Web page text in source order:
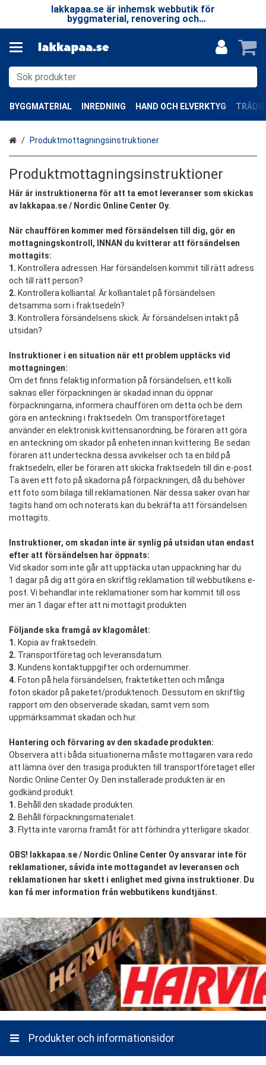
lakkapaa.se är inhemsk webbutik för
byggmaterial, renovering och
specialprodukter.
BYGGMATERIAL INREDNING HAND OCH ELVERKTYG
HemProduktmottagningsinstruktioner
Produktmottagningsinstruktioner
Här är instruktionerna för att ta emot leveranser som skickas
av lakkapaa.se / Nordic Online Center Oy.
När chauffören kommer med försändelsen till dig, gör en
mottagningskontroll, INNAN du kvitterar att försändelsen
mottagits:
1. Kontrollera adressen. Har försändelsen kommit till rätt adress
och till rätt person?
2. Kontrollera kolliantal. Är kolliantalet på försändelsen
detsamma som i fraktsedeln?
3. Kontrollera försändelsens skick. Är försändelsen intakt på
utsidan?
Instruktioner i en situation när ett problem upptäcks vid
mottagningen:
Om det finns felaktig information på försändelsen, ett kolli
saknas eller förpackningen är skadad innan du öppnar
förpackningarna, informera chauffören om detta och be dem
göra en anteckning i fraktsedeln. Om transportföretaget
använder en elektronisk kvittensanordning, be föraren att göra
en anteckning om skador på enheten innan kvittering. Be sedan
föraren att underteckna dessa avvikelser och ta en bild på
fraktsedeln, eller be föraren att skicka fraktsedeln till din e-post.
Ta även ett foto på skadorna på förpackningen, då du behöver
ett foto som bilaga till reklamationen. När dessa saker ovan har
tagits hand om och noterats kan du bekräfta att försändelsen
mottagits.
Instruktioner, om skadan inte är synlig på utsidan utan endast
efter att försändelsen har öppnats:
Vid skador som inte går att upptäcka utan uppackning har du
1 dagar på dig att göra en skriftlig reklamation till webbutikens e-
post. Vi behandlar inte reklamationer som har kommit till oss
mer än 1 dagar efter att ni mottagit produkten
Följande ska framgå av klagomålet:
1. Kopia av fraktsedeln.
2. Transportföretag och leveransdatum.
3. Kundens kontaktuppgifter och ordernummer.
4. Foton på hela försändelsen, fraktetiketten och många
foton skador på paketet/produktenoch. Dessutom en skriftlig
rapport om den observerade skadan, samt vem som
uppmärksammat skadan och hur.
Hantering och förvaring av den skadade produkten:
Observera att i båda situationerna måste mottagaren vara redo
att lämna över den trasiga produkten till transportföretaget eller
Nordic Online Center Oy. Den installerade produkten är en
godkänd produkt.
1. Behåll den skadade produkten.
2. Behåll förpackningsmaterialet.
3. Flytta inte varorna framåt för att förhindra ytterligare skador.
OBS! lakkapaa.se / Nordic Online Center Oy ansvarar inte för
reklamationer, såvida inte mottagandet av leveransen och
reklamationen har skett i enlighet med givna instruktioner. Du
kan få mer information från webbutikens kundtjänst.
Produkter och informationsidor